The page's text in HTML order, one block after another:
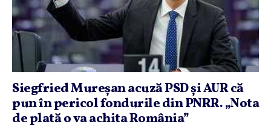
Siegfried Mureşan acuză PSD şi AUR că
pun în pericol fondurile din PNRR. „Nota
de plată o va achita România”